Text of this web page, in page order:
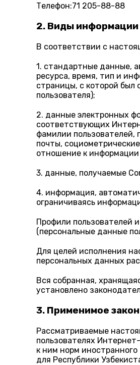
Телефон:71 205-88-88
2. Виды информации
В соответствии с
1. стандартные данные,
ресурса, время, тип и
страницы, с которой был
пользователя);
2. данные электронных
соответствующих
фамилии пользователей,
почты,
отношение к
3. данные, получаемые
4. информация,
ограничиваясь
Профили пользователей
(персональные данные
Для целей исполнения
персональных данных
Вся собранная,
установлено
3. Применимое
Рассматриваемые
пользователях
к ним норм
для Республики